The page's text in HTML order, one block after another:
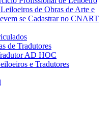
de Obras de Arte e
se Cadastrar no CNART
de Tradutores
AD HOC
e Tradutores